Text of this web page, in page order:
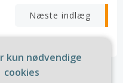
Næste indlæg
kun nødvendige
cookies